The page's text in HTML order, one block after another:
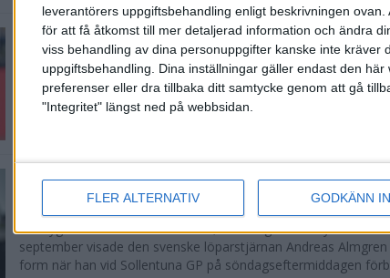
leverantörers uppgiftsbehandling enligt beskrivningen
för att få åtkomst till mer detaljerad information och ändra
viss behandling av dina personuppgifter kanske inte
uppgiftsbehandling. Dina inställningar gäller endast den
preferenser eller dra tillbaka ditt samtycke genom att gå
"Integritet" längst ned på webbsidan.
FLER ALTERNATIV GODKÄNN
Löparna viktiga när Sverige vann Finnkampen
26 aug 2025
Den hundrade upplagan av Finnkampen, världens äldsta och
landskamp i friidrott, avgjordes inför fullsatta läktare på
Svenskt rekord när Almgren testade VM-formen
En dryg månad före friidrotts-VM, som avgörs i Tokyo den 13-
september visade den svenske löparstjärnan Andreas
form när han vid Sollentuna GP på söndagseftermiddagen